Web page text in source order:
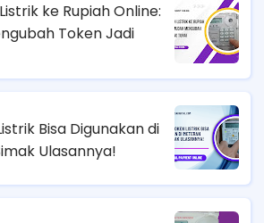
ke Rupiah Online:
Token Jadi
Bisa Digunakan di
Ulasannya!